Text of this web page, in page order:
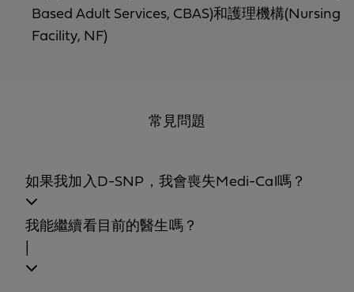
Based Adult Services, CBAS)和護理機構(Nursing
Facility, NF)
常見問題
如果我加入D-SNP，我會喪失Medi-Cal嗎？
我能繼續看目前的醫生嗎？